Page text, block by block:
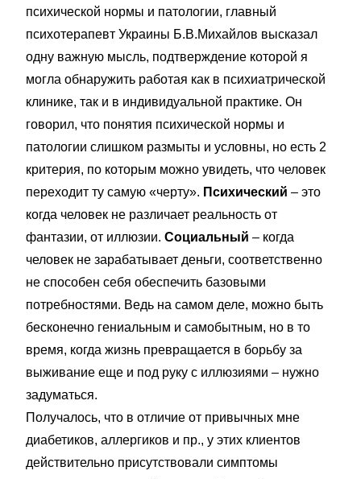
психической нормы и патологии, главный
психотерапевт Украины Б.В.Михайлов высказал
одну важную мысль, подтверждение которой я
могла обнаружить работая как в психиатрической
клинике, так и в индивидуальной практике. Он
говорил, что понятия психической нормы и
патологии слишком размыты и условны, но есть 2
критерия, по которым можно увидеть, что человек
переходит ту самую «черту». Психический – это
когда человек не различает реальность от
фантазии, от иллюзии. Социальный – когда
человек не зарабатывает деньги, соответственно
не способен себя обеспечить базовыми
потребностями. Ведь на самом деле, можно быть
бесконечно гениальным и самобытным, но в то
время, когда жизнь превращается в борьбу за
выживание еще и под руку с иллюзиями – нужно
задуматься.
Получалось, что в отличие от привычных мне
диабетиков, аллергиков и пр., у этих клиентов
действительно присутствовали симптомы